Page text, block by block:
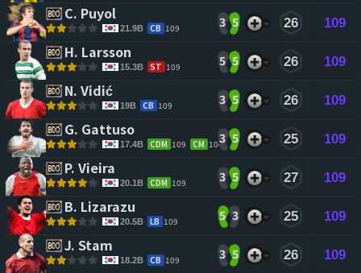
C. Puyol
21.9B CB 109 3 5 26 109
H. Larsson
15.3B ST 109 5 5 26 109
N. Vidić
19B CB 109 3 5 26 109
G. Gattuso
17.4B CDM 109 CM 1043 5 25 109
P. Vieira
20.1B CDM 109 3 5 27 109
B. Lizarazu
20.5B LB 109 5 3 25 109
J. Stam
18.2B CB 109 3 5 26 109